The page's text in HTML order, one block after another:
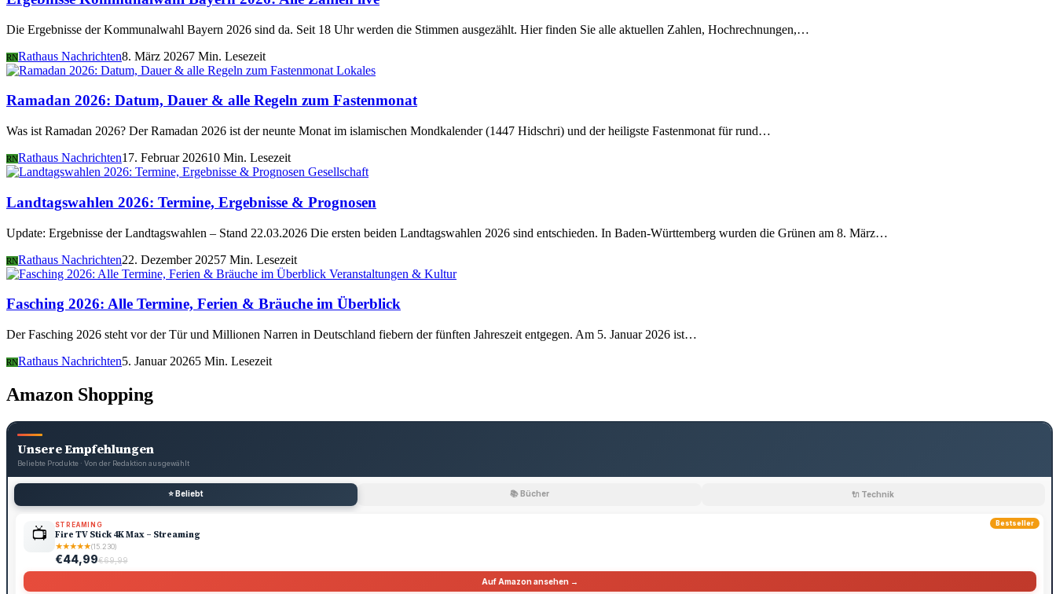
Die Ergebnisse der Kommunalwahl Bayern 2026 sind da. Seit 18 Uhr werden die Stimmen ausgezählt. Hier finden Sie alle aktuellen Zahlen, Hochrechnungen,…
RNRathaus Nachrichten8. März 20267 Min. Lesezeit
Lokales
Ramadan 2026: Datum, Dauer & alle Regeln zum Fastenmonat
Was ist Ramadan 2026? Der Ramadan 2026 ist der neunte Monat im islamischen Mondkalender (1447 Hidschri) und der heiligste Fastenmonat für rund…
RNRathaus Nachrichten17. Februar 202610 Min. Lesezeit
Gesellschaft
Landtagswahlen 2026: Termine, Ergebnisse & Prognosen
Update: Ergebnisse der Landtagswahlen – Stand 22.03.2026 Die ersten beiden Landtagswahlen 2026 sind entschieden. In Baden-Württemberg wurden die Grünen am 8. März…
RNRathaus Nachrichten22. Dezember 20257 Min. Lesezeit
Veranstaltungen & Kultur
Fasching 2026: Alle Termine, Ferien & Bräuche im Überblick
Der Fasching 2026 steht vor der Tür und Millionen Narren in Deutschland fiebern der fünften Jahreszeit entgegen. Am 5. Januar 2026 ist…
RNRathaus Nachrichten5. Januar 20265 Min. Lesezeit
Amazon Shopping
Unsere Empfehlungen
Beliebte Produkte · Von der Redaktion ausgewählt
⭐ Beliebt 📚 Bücher 🔌 Technik
Bestseller
📺 STREAMING
Fire TV Stick 4K Max – Streaming
★★★★★(15.230)
€44,99€69,99
Auf Amazon ansehen →